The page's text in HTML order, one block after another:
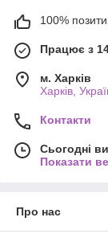
100%
Працює з
м. Харків
Харків,
Контакти
Сьогодні
Показати
Про нас